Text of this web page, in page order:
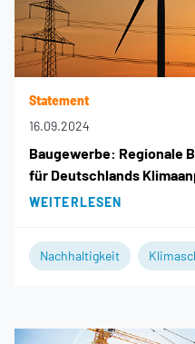
Statement
16.09.2024
Baugewerbe: Regionale
für Deutschlands
WEITERLESEN
Nachhaltigkeit